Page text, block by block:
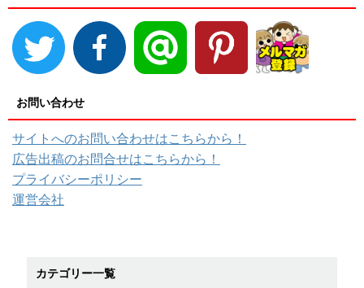
お問い合わせ
サイトへのお問い合わせはこちらから！
広告出稿のお問合せはこちらから！
プライバシーポリシー
運営会社
カテゴリー一覧